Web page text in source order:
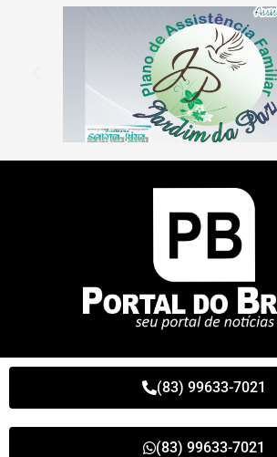
(83) 99633-7021
(83) 99633-7021